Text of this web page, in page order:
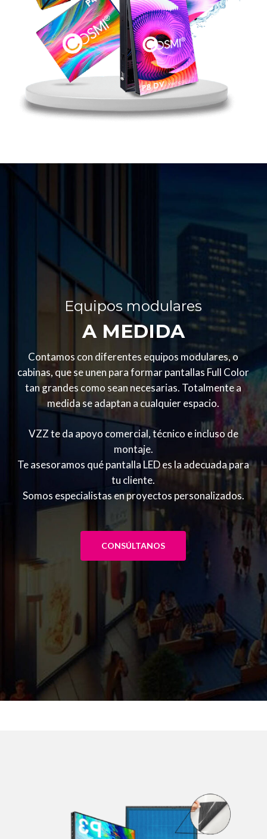
Equipos modulares
A MEDIDA
Contamos con diferentes equipos modulares, o
cabinas, que se unen para formar pantallas Full Color
tan grandes como sean necesarias. Totalmente a
medida se adaptan a cualquier espacio.
VZZ te da apoyo comercial, técnico e incluso de
montaje.
Te asesoramos qué pantalla LED es la adecuada para
tu cliente.
Somos especialistas en proyectos personalizados.
CONSÚLTANOS